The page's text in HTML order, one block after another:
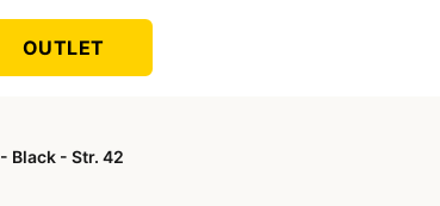
OUTLET
Black - Str. 42